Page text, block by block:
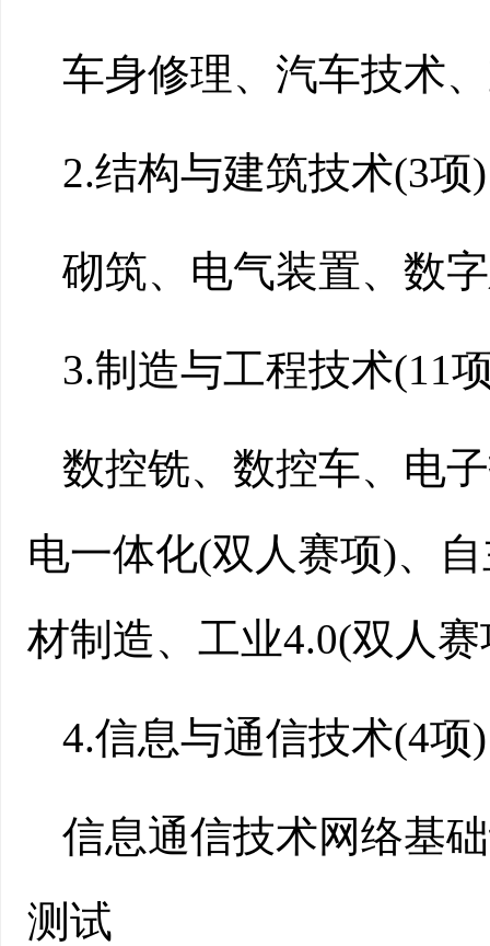
车身修理、汽车技术
2.结构与建筑技术(3项)
砌筑、电气装置、数
3.制造与工程技术(11
数控铣、数控车、电
电一体化(双人赛项)、
材制造、工业4.0(双人
4.信息与通信技术(4项)
信息通信技术网络基
测试